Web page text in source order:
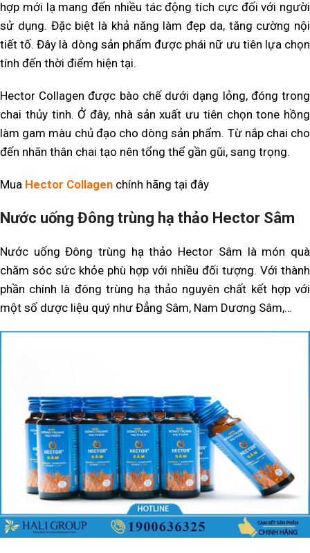
hợp mới lạ mang đến nhiều tác động tích cực đối với người
sử dụng. Đặc biệt là khả năng làm đẹp da, tăng cường nội
tiết tố. Đây là dòng sản phẩm được phái nữ ưu tiên lựa chọn
tính đến thời điểm hiện tại.
Hector Collagen được bào chế dưới dạng lỏng, đóng trong
chai thủy tinh. Ở đây, nhà sản xuất ưu tiên chọn tone hồng
làm gam màu chủ đạo cho dòng sản phẩm. Từ nắp chai cho
đến nhãn thân chai tạo nên tổng thể gần gũi, sang trọng.
Mua Hector Collagen chính hãng tại đây
Nước uống Đông trùng hạ thảo Hector Sâm
Nước uống Đông trùng hạ thảo Hector Sâm là món quà
chăm sóc sức khỏe phù hợp với nhiều đối tượng. Với thành
phần chính là đông trùng hạ thảo nguyên chất kết hợp với
một số dược liệu quý như Đẳng Sâm, Nam Dương Sâm,…